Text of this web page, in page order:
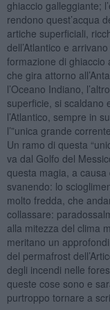
ghiaccio galleggiante;
rendono quest’acqua
artiche superficiali,
dell’Atlantico e
formazione di ghiaccio
che gira attorno
l’Oceano Indiano,
superficie, si scaldano
l’Atlantico, sempre in
l’”unica grande
Un ramo di questa
va dal Golfo del
questa magia, a causa
svanendo: lo
molto fredda, che
collassare:
alla mitezza del clima
meritano un
del permafrost
degli incendi nelle
queste cose sono e
purtroppo tornare a